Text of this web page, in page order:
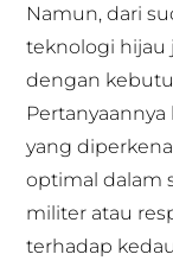
Namun, dari
teknologi hijau
dengan
yang
optimal dalam
militer atau
terhadap